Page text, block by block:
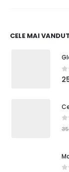
CELE MAI
0
0